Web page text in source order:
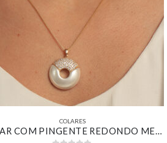
COLARES
COLAR COM PINGENTE REDONDO MEIO PÉROLA MEIO CRAVEJADO BANHADO EM OURO 18K